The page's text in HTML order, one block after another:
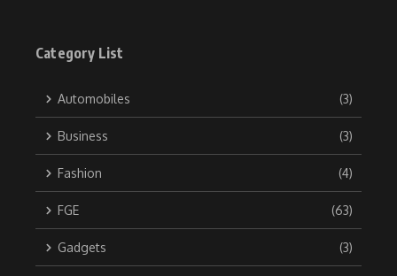
Category List
Automobiles (3)
Business (3)
Fashion (4)
FGE (63)
Gadgets (3)